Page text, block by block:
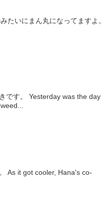
たいにまん丸になってますよ。
です。 Yesterday was the day
As it got cooler, Hana's co-